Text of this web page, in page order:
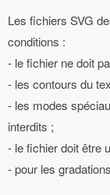
Les fichiers SVG
conditions :
- le fichier ne doit
- les contours du
- les modes
interdits ;
- le fichier doit être
- pour les